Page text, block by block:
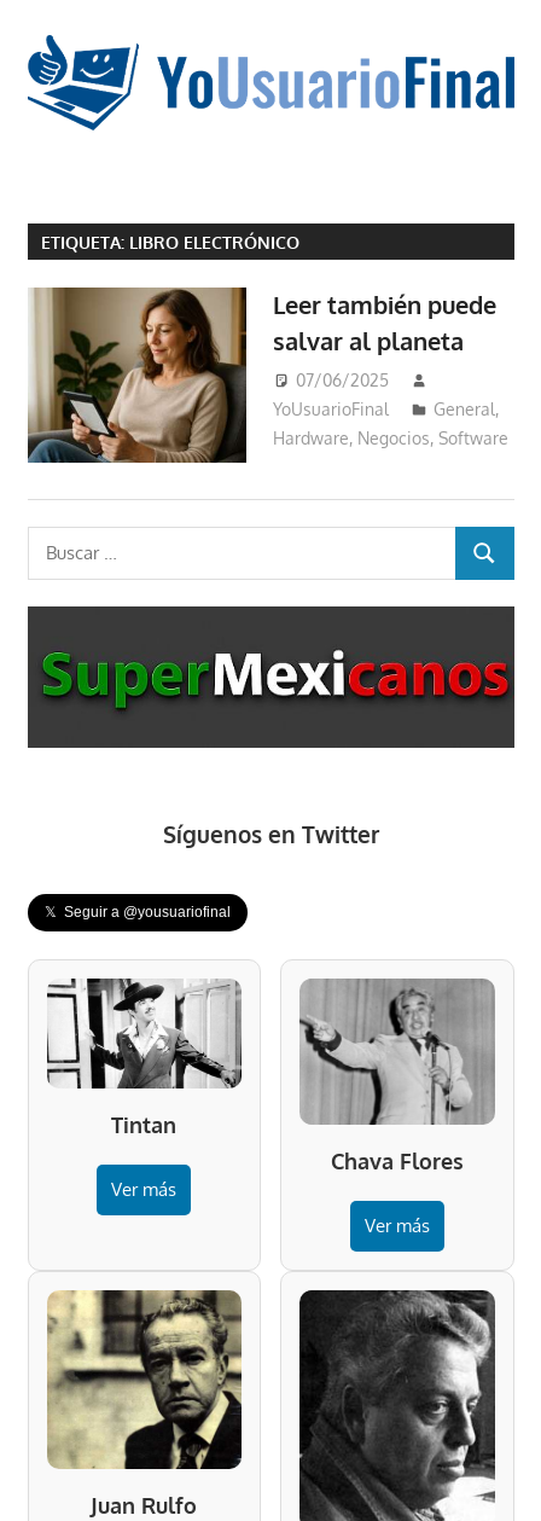
contenido
no
chino
ETIQUETA: LIBRO ELECTRÓNICO
Leer también puede
salvar al planeta
07/06/2025
YoUsuarioFinal
General,
Hardware, Negocios,Software
Buscar:
BUSCAR
Síguenos en Twitter
𝕏 Seguir a @yousuariofinal
Tintan
Ver más
Chava Flores
Ver más
Juan Rulfo